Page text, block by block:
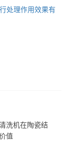
处理作用效果有
洗机在陶瓷结
值